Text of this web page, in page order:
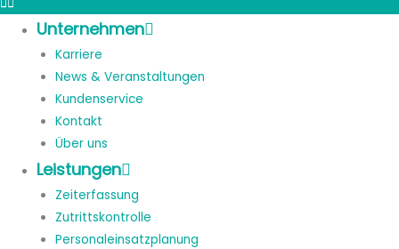
Unternehmen
Karriere
News & Veranstaltungen
Kundenservice
Kontakt
Über uns
Leistungen
Zeiterfassung
Zutrittskontrolle
Personaleinsatzplanung